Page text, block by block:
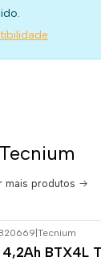
Tecnium
mais produtos
Tecnium
4,2Ah BTX4L